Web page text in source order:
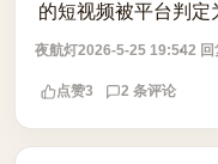
的短视频被平台判定
问题核心在于：加了
就构成合法二
夜航灯2026-5-25 19:542 回
点赞3 2 条评论